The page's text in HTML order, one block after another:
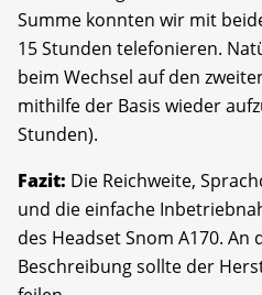
Summe konnten wir mit
15 Stunden telefonieren.
beim Wechsel auf den
mithilfe der Basis wieder
Stunden).
Fazit: Die Reichweite,
und die einfache
des Headset Snom A170. An
Beschreibung sollte der